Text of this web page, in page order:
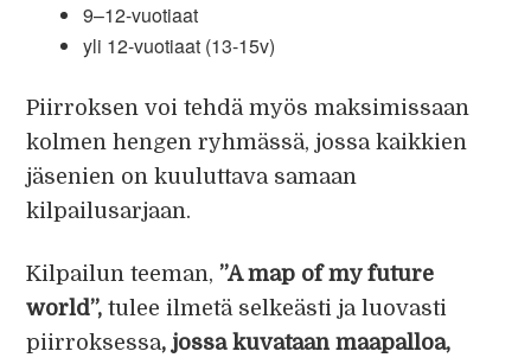
9–12-vuotiaat
yli 12-vuotiaat (13-15v)
Piirroksen voi tehdä myös maksimissaan
kolmen hengen ryhmässä, jossa kaikkien
jäsenien on kuuluttava samaan
kilpailusarjaan.
Kilpailun teeman, ”A map of my future
world”,tulee ilmetä selkeästi ja luovasti
piirroksessa, jossa kuvataan maapalloa,